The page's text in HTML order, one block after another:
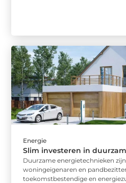
Energie
Slim investeren in
Duurzame energietechnieken
woningeigenaren en
toekomstbestendige en